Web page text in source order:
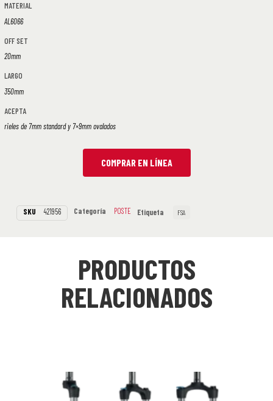
MATERIAL
AL6066
OFF SET
20mm
LARGO
350mm
ACEPTA
rieles de 7mm standard y 7×9mm ovalados
COMPRAR EN LÍNEA
SKU 421956 Categoría POSTE Etiqueta FSA
PRODUCTOS
RELACIONADOS